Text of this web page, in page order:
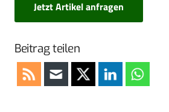
Jetzt Artikel anfragen
Beitrag teilen